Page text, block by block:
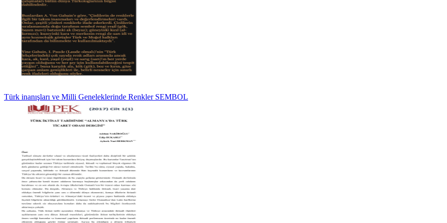
Türk inanışları ve Milli Geneleklerinde Renkler SEMBOL